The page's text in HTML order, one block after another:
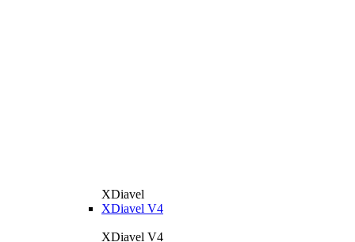
XDiavel
XDiavel V4
XDiavel V4